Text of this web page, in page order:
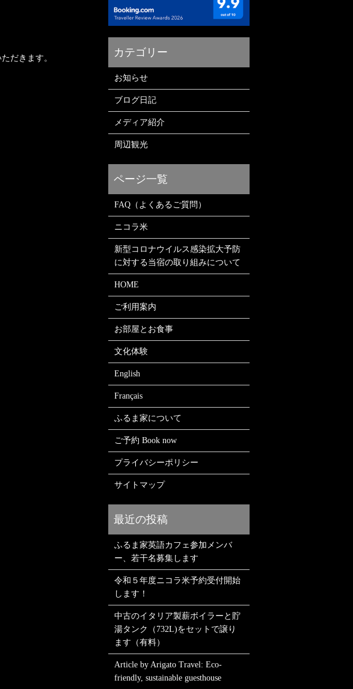
だきます。
お知らせ
ブログ日記
メディア紹介
周辺観光
FAQ（よくあるご質問）
ニコラ米
新型コロナウイルス感染拡大予防
に対する当宿の取り組みについて
HOME
ご利用案内
お部屋とお食事
文化体験
English
Français
ふるま家について
ご予約 Book now
プライバシーポリシー
サイトマップ
ふるま家英語カフェ参加メンバ
ー、若干名募集します
令和５年度ニコラ米予約受付開始
します！
中古のイタリア製薪ボイラーと貯
湯タンク（732L)をセットで譲り
ます（有料）
Article by Arigato Travel: Eco-
friendly, sustainable guesthouse